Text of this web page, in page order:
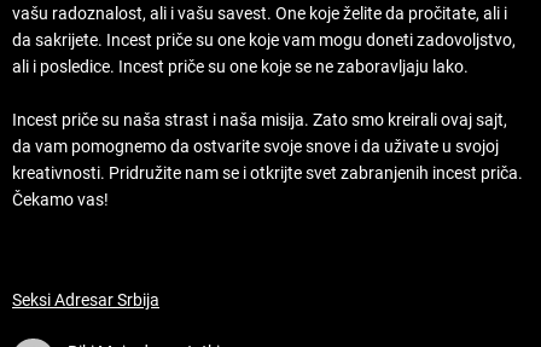
vašu radoznalost, ali i vašu savest. One koje želite da pročitate, ali i
da sakrijete. Incest priče su one koje vam mogu doneti zadovoljstvo,
ali i posledice. Incest priče su one koje se ne zaboravljaju lako.
Incest priče su naša strast i naša misija. Zato smo kreirali ovaj sajt,
da vam pomognemo da ostvarite svoje snove i da uživate u svojoj
kreativnosti. Pridružite nam se i otkrijte svet zabranjenih incest priča.
Čekamo vas!
Seksi Adresar Srbija